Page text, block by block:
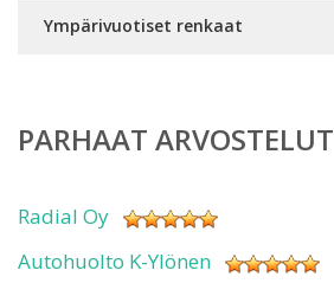
Ympärivuotiset renkaat
PARHAAT ARVOSTELUT
Radial Oy
Autohuolto K-Ylönen